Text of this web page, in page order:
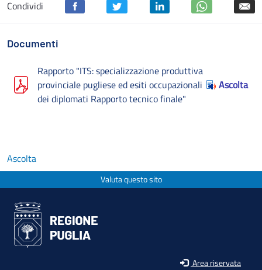
Condividi
Documenti
Rapporto "ITS: specializzazione produttiva
provinciale pugliese ed esiti occupazionali
dei diplomati Rapporto tecnico finale"
Ascolta
Ascolta
Valuta questo sito
Area riservata